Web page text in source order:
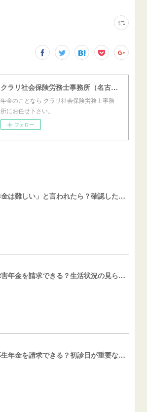
クラリ社会保険労務士事務所（名古屋西障害年金センター）
年金のことなら クラリ社会保険労務士事務
所にお任せ下さい。
フォロー
主治医に「障害年金は難しい」と言われたら？確認したいこと
一人暮らしでも障害年金を請求できる？生活状況の見られ方
退職後でも障害厚生年金を請求できる？初診日が重要な理由